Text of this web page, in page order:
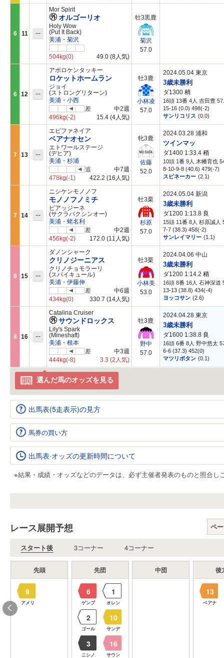
6 11 --
Mor Spirit
オルゴーリオ
Holy Wow
(Put It Back)
美浦・菊沢
504kg(0) 49.0 (8人気)
牡3黒鹿
菊沢
57.0
6 12 --
アポロケンタッキー
ロケットホームラン
ジョイ
(ストロングリターン)
美浦・小西
差
中2週
496kg(-2) 15.4 (4人気)
牡3鹿
小林凌
57.0
2024.05.04 東京
3歳未勝利
ダ1300 稍
16頭 13番 4人 吉田豊
15-16 (0.0) 498(-2)
サンリコリス (0.0)
7 13 --
エピファネイア
ベアナオセン
エトワールステージ
(デヒア)
美浦・杉浦
追
中7週
478kg(-1) 422.2 (16人気)
牝3鹿
佐藤
52.0
2024.03.28 浦和
ツインマッ
ダ1400 1:33.4 稍
10頭 1番 9人 木幡育也
8-10-9-8 (40.6) 479(-7)
スピネーカー (2.1)
7 14 --
ニシケンモノノフ
モノノフノミチ
ピアッジーネ
(サクラバクシンオー)
美浦・蛯名利
差
中2週
456kg(-2) 172.0 (11人気)
牡3栗
杉原
57.0
2024.05.04 新潟
3歳未勝利
ダ1200 1:13.8 良
15頭 11番 8人 杉原誠人
7-7 (38.3) 458(-2)
サンレイマリー (1.1)
8 15 --
ダノンシャーク
クリノジーニアス
クリノチョモラーリ
(スパイキュール)
美浦・伊藤伸
差
中6週
434kg(0) 330.7 (14人気)
牡3栗
小林美
53.0
2024.04.06 中山
3歳未勝利
ダ1200 1:14.2 稍
16頭 8番 16人 石神深道
13-13 (38.8) 434(-4)
ヨッコサン (2.6)
8 16 --
Catalina Cruiser
サウンドロックス
Lily's Spark
(Mineshaft)
美浦・根本
差
中3週
444kg(-8) 3.3 (2人気)
牡3鹿
野中
57.0
2024.04.28 東京
3歳未勝利
ダ1600 1:38.8 良
16頭 6番 8人 野中悠太
6-6 (37.3) 452(0)
マツリボタン (0.1)
選んだ馬のオッズを見る
出馬表(5走表示)の見方
馬券の買い方
出馬表·オッズの更新時間について
※結果・成績・オッズなどのデータは、必ず主催者発表のものと照合し
レース展開予想 ペ
スタート後 3コーナー 4コーナー
先頭
9
アメリ
先団
6
ゲンブ
1
オレン
2
ゴール
10
サンデ
3
ニシノ
16
サウン
中団 後
13
ベアナ